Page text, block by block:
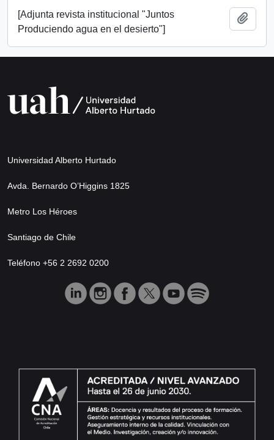
[Adjunta revista institucional "Juntos
Produciendo agua en el desierto"]
Universidad Alberto Hurtado
Avda. Bernardo O’Higgins 1825
Metro Los Héroes
Santiago de Chile
Teléfono +56 2 2692 0200